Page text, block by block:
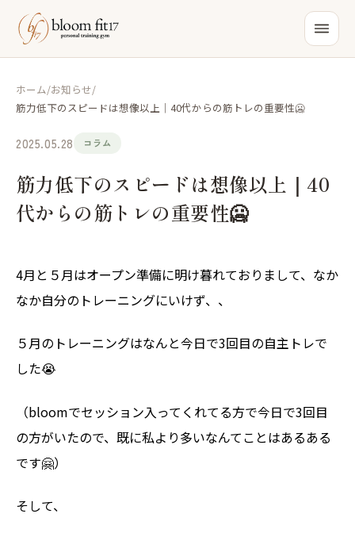
ホーム/お知らせ/
筋力低下のスピードは想像以上｜40代からの筋トレの重要性🥶
2025.05.28 コラム
筋力低下のスピードは想像以上｜40
代からの筋トレの重要性🥶
4月と５月はオープン準備に明け暮れておりまして、なか
なか自分のトレーニングにいけず、、
５月のトレーニングはなんと今日で3回目の自主トレで
した😭
（bloomでセッション入ってくれてる方で今日で3回目
の方がいたので、既に私より多いなんてことはあるある
です🤗）
そして、